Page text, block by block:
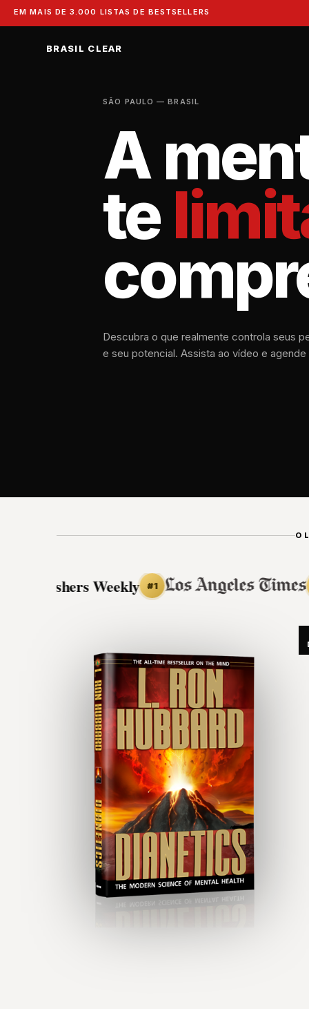
EM MAIS DE 3.000 LISTAS DE BESTSELLERS
BRASIL CLEAR
SÃO PAULO — BRASIL
A
te
Descubra o que realmente controla seus
e seu potencial. Assista ao vídeo e
O
Weekly #1 +